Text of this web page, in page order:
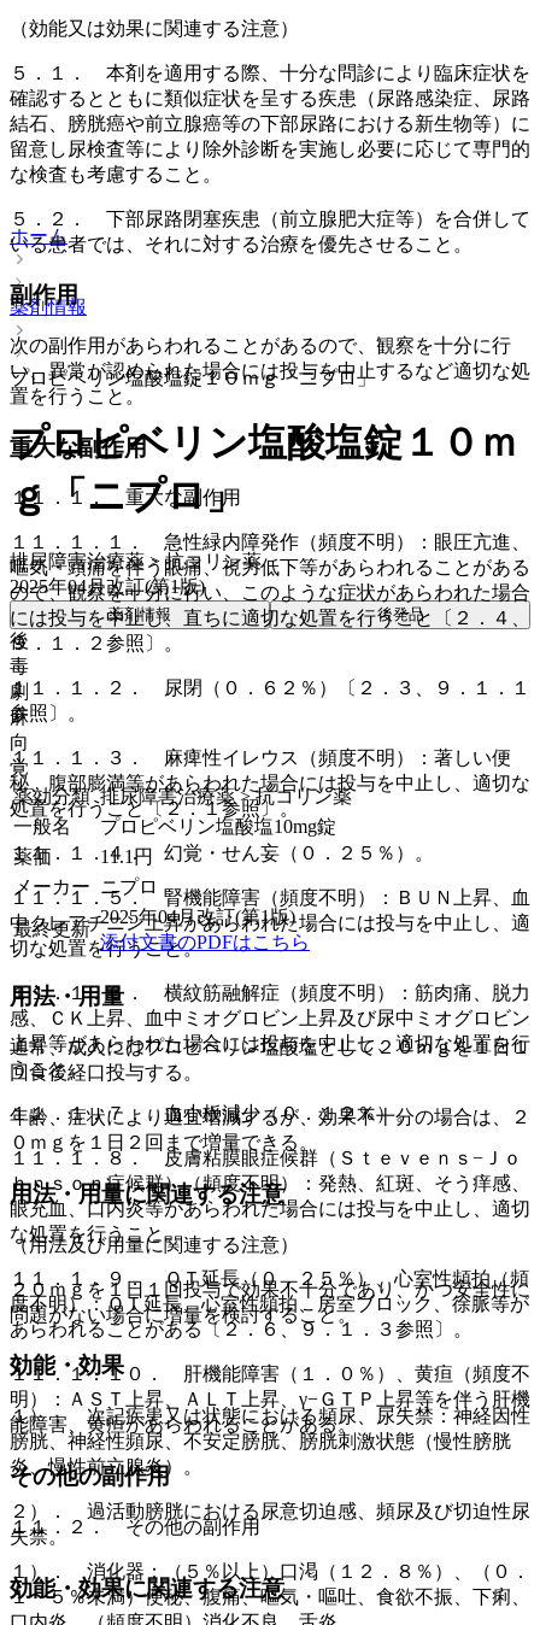
（効能又は効果に関連する注意）
５．１． 本剤を適用する際、十分な問診により臨床症状を
確認するとともに類似症状を呈する疾患（尿路感染症、尿路
結石、膀胱癌や前立腺癌等の下部尿路における新生物等）に
留意し尿検査等により除外診断を実施し必要に応じて専門的
な検査も考慮すること。
５．２． 下部尿路閉塞疾患（前立腺肥大症等）を合併して
いる患者では、それに対する治療を優先させること。
副作用
次の副作用があらわれることがあるので、観察を十分に行
い、異常が認められた場合には投与を中止するなど適切な処
置を行うこと。
重大な副作用
１１．１． 重大な副作用
１１．１．１． 急性緑内障発作（頻度不明）：眼圧亢進、
嘔気・頭痛を伴う眼痛、視力低下等があらわれることがある
ので、観察を十分に行い、このような症状があらわれた場合
には投与を中止し、直ちに適切な処置を行うこと〔２．４、
９．１．２参照〕。
１１．１．２． 尿閉（０．６２％）〔２．３、９．１．１
参照〕。
１１．１．３． 麻痺性イレウス（頻度不明）：著しい便
秘、腹部膨満等があらわれた場合には投与を中止し、適切な
処置を行うこと〔２．１参照〕。
１１．１．４． 幻覚・せん妄（０．２５％）。
１１．１．５． 腎機能障害（頻度不明）：ＢＵＮ上昇、血
中クレアチニン上昇があらわれた場合には投与を中止し、適
切な処置を行うこと。
１１．１．６． 横紋筋融解症（頻度不明）：筋肉痛、脱力
感、ＣＫ上昇、血中ミオグロビン上昇及び尿中ミオグロビン
上昇等があらわれた場合には投与を中止し、適切な処置を行
うこと。
１１．１．７． 血小板減少（０．１２％）。
１１．１．８． 皮膚粘膜眼症候群（Ｓｔｅｖｅｎｓ−Ｊｏ
ｈｎｓｏｎ症候群）（頻度不明）：発熱、紅斑、そう痒感、
眼充血、口内炎等があらわれた場合には投与を中止し、適切
な処置を行うこと。
１１．１．９． ＱＴ延長（０．２５％）、心室性頻拍（頻
度不明）：ＱＴ延長、心室性頻拍、房室ブロック、徐脈等が
あらわれることがある〔２．６、９．１．３参照〕。
１１．１．１０． 肝機能障害（１．０％）、黄疸（頻度不
明）：ＡＳＴ上昇、ＡＬＴ上昇、γ−ＧＴＰ上昇等を伴う肝機
能障害、黄疸があらわれることがある。
その他の副作用
１１．２． その他の副作用
１）． 消化器：（５％以上）口渇（１２．８％）、（０．
１〜５％未満）便秘、腹痛、嘔気・嘔吐、食欲不振、下痢、
ホーム
薬剤情報
プロピベリン塩酸塩錠１０ｍｇ「ニプロ」
プロピベリン塩酸塩錠１０ｍ
ｇ「ニプロ」
排尿障害治療薬 > 抗コリン薬
2025年04月改訂(第1版)
薬剤情報 後発品
後
毒
劇
麻
向
覚
薬効分類 排尿障害治療薬 > 抗コリン薬
一般名
プロピベリン塩酸塩10mg錠
薬価
11.1円
メーカー ニプロ
最終更新
2025年04月改訂(第1版)
添付文書のPDFはこちら
用法・用量
通常、成人にはプロピベリン塩酸塩として２０ｍｇを１日１
回食後経口投与する。
年齢、症状により適宜増減するが、効果不十分の場合は、２
０ｍｇを１日２回まで増量できる。
用法・用量に関連する注意
（用法及び用量に関連する注意）
２０ｍｇを１日１回投与で効果不十分であり、かつ安全性に
問題がない場合に増量を検討すること。
効能・効果
１）． 次記疾患又は状態における頻尿、尿失禁：神経因性
膀胱、神経性頻尿、不安定膀胱、膀胱刺激状態（慢性膀胱
炎、慢性前立腺炎）。
２）． 過活動膀胱における尿意切迫感、頻尿及び切迫性尿
失禁。
効能・効果に関連する注意